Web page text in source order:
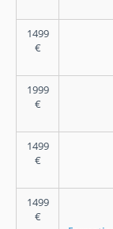
1499
€
1999
€
1499
€
1499
€